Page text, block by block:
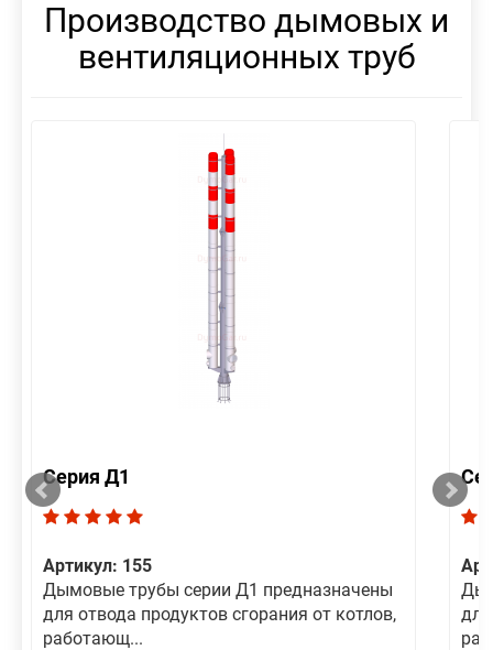
Производство дымовых и
вентиляционных труб
Серия Д1
Артикул: 155
Дымовые трубы серии Д1 предназначены
для отвода продуктов сгорания от котлов,
работающ...